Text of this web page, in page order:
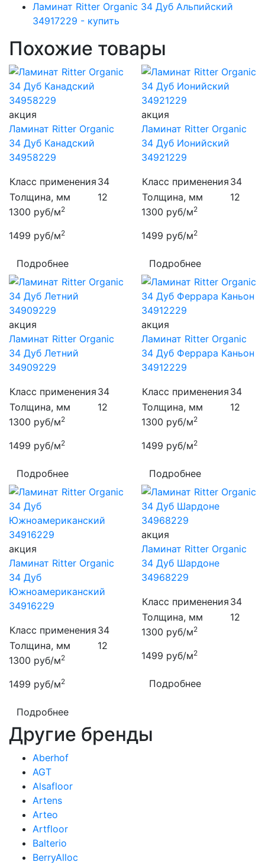
Ламинат Ritter Organic 34 Дуб Альпийский
34917229 - купить
Похожие товары
акция
Ламинат Ritter Organic
34 Дуб Канадский
34958229
Класс применения 34
Толщина, мм
12
1300 руб/м2
1499 руб/м2
Подробнее
акция
Ламинат Ritter Organic
34 Дуб Ионийский
34921229
Класс применения 34
Толщина, мм
12
1300 руб/м2
1499 руб/м2
Подробнее
акция
Ламинат Ritter Organic
34 Дуб Летний
34909229
Класс применения 34
Толщина, мм
12
1300 руб/м2
1499 руб/м2
Подробнее
акция
Ламинат Ritter Organic
34 Дуб Феррара Каньон
34912229
Класс применения 34
Толщина, мм
12
1300 руб/м2
1499 руб/м2
Подробнее
акция
Ламинат Ritter Organic
34 Дуб
Южноамериканский
34916229
Класс применения 34
Толщина, мм
12
1300 руб/м2
1499 руб/м2
Подробнее
акция
Ламинат Ritter Organic
34 Дуб Шардоне
34968229
Класс применения 34
Толщина, мм
12
1300 руб/м2
1499 руб/м2
Подробнее
Другие бренды
Aberhof
AGT
Alsafloor
Artens
Arteo
Artfloor
Balterio
BerryAlloc